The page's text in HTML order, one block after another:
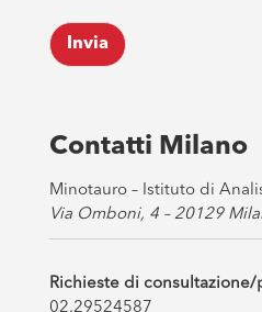
k
b
o
s
*
Invia
Contatti Milano
Minotauro – Istituto di
Via Omboni, 4 – 20129
Richieste di
02.29524587